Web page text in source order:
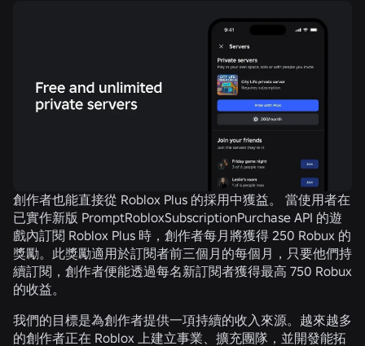
創作者也能直接從 Roblox Plus 的採用中獲益。
當使用者在
已實作新版 PromptRobloxSubscriptionPurchase API 的遊
戲內訂閱 Roblox Plus 時，創作者每月將獲得 250 Robux 的
獎勵。此獎勵適用於訂閱者前三個月的每個月，只要他們持
續訂閱，創作者便能透過每名新訂閱者獲得最高 750 Robux
的收益。
我們的目標是為創作者提供一項持續的收入來源。越來越多
的創作者正在 Roblox 上建立事業、擴充團隊，並開發能拓